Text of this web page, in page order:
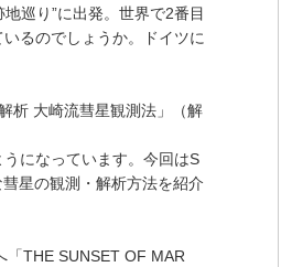
巡り”に出発。世界で2番目
るのでしょうか。ドイツに
析 大崎流彗星観測法」（解
になっています。今回はS
星の観測・解析方法を紹介
THE SUNSET OF MAR